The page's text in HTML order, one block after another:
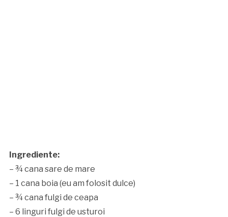
Ingrediente:
– ¾ cana sare de mare
– 1 cana boia (eu am folosit dulce)
– ¾ cana fulgi de ceapa
– 6 linguri fulgi de usturoi